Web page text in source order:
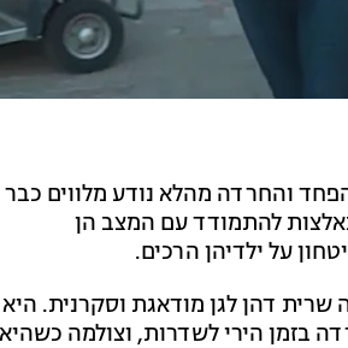
והחרדה מהלא נודע מלווים כבר
להתמודד עם המצב הן
על ילדיהן הרכים.
הגיעה שרית דהן לגן מודאגת וסקרנית. היא
בזמן הירי לשדרות, וצולמה כשהיא